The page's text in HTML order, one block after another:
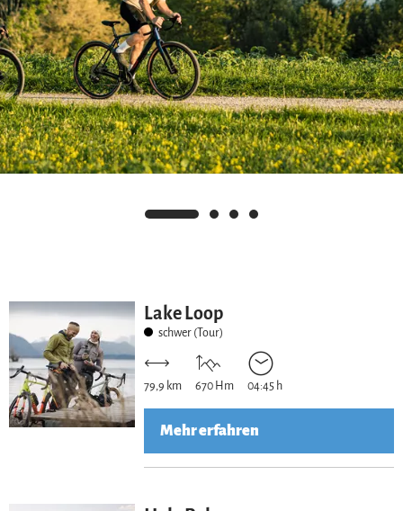
Lake Loop
schwer (Tour)
79,9 km 670 Hm 04:45 h
Mehr erfahren